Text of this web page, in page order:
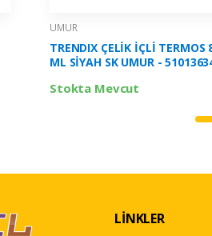
UMUR
TRENDIX ÇELİK İÇLİ TERMOS
ML SİYAH SK UMUR -
Stokta Mevcut
LİNKLER